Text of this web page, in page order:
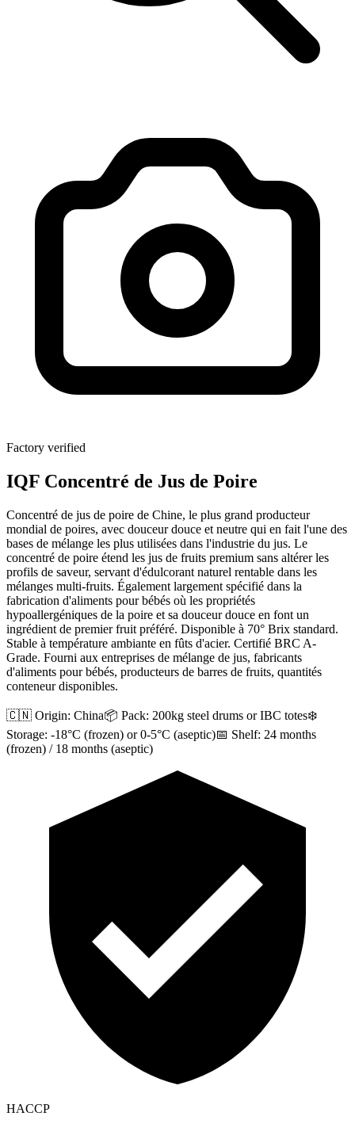
Factory verified
IQF Concentré de Jus de Poire
Concentré de jus de poire de Chine, le plus grand producteur
mondial de poires, avec douceur douce et neutre qui en fait l'une des
bases de mélange les plus utilisées dans l'industrie du jus. Le
concentré de poire étend les jus de fruits premium sans altérer les
profils de saveur, servant d'édulcorant naturel rentable dans les
mélanges multi-fruits. Également largement spécifié dans la
fabrication d'aliments pour bébés où les propriétés
hypoallergéniques de la poire et sa douceur douce en font un
ingrédient de premier fruit préféré. Disponible à 70° Brix standard.
Stable à température ambiante en fûts d'acier. Certifié BRC A-
Grade. Fourni aux entreprises de mélange de jus, fabricants
d'aliments pour bébés, producteurs de barres de fruits, quantités
conteneur disponibles.
🇨🇳 Origin: China📦 Pack: 200kg steel drums or IBC totes❄️
Storage: -18°C (frozen) or 0-5°C (aseptic)📅 Shelf: 24 months
(frozen) / 18 months (aseptic)
HACCP